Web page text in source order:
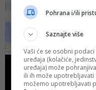
Pohrana i/ili
Saznajte više
Vaši će se osobni
uređaja (kolačiće,
uređaja) može
ili ih može upotrebljavati
možemo upotrebljavati